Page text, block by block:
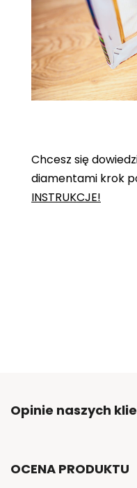
Chcesz się
diamentami krok
INSTRUKCJE!
Opinie naszych
OCENA PRODUKTU